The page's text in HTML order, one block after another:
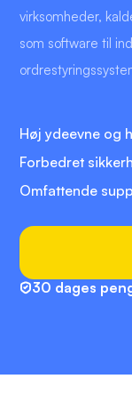
virksomheder,
som software til
Høj ydeevne og
Forbedret
Omfattende
30 dages